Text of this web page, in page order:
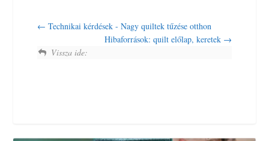
Technikai kérdések - Nagy quiltek tűzése otthon
Hibaforrások: quilt előlap, keretek
Vissza ide: